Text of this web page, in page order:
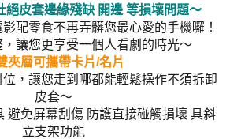
絕皮套邊緣殘缺 開邊 等損壞問題～
配零食不再弄髒您最心愛的手機囉！
讓您更享受一個人看劇的時光～
夾層可攜帶卡片/名片
，讓您走到哪都能輕鬆操作不須拆卸
皮套～
避免屏幕刮傷 防護直接碰觸損壞 具斜
立支架功能